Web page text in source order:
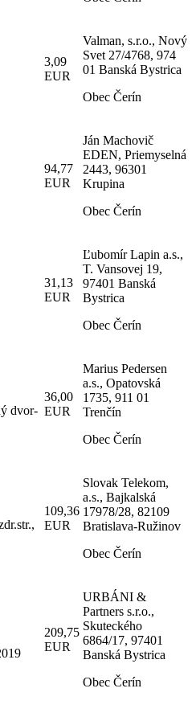
3,09
EUR
Valman, s.r.o., Nový
Svet 27/4768, 974
01 Banská Bystrica
Obec Čerín
94,77
EUR
Ján Machovič
EDEN, Priemyselná
2443, 96301
Krupina
Obec Čerín
31,13
EUR
Ľubomír Lapin a.s.,
T. Vansovej 19,
97401 Banská
Bystrica
Obec Čerín
dvor-
36,00
EUR
Marius Pedersen
a.s., Opatovská
1735, 911 01
Trenčín
Obec Čerín
109,36
EUR
Slovak Telekom,
a.s., Bajkalská
17978/28, 82109
Bratislava-Ružinov
Obec Čerín
209,75
EUR
URBÁNI &
Partners s.r.o.,
Skuteckého
6864/17, 97401
Banská Bystrica
Obec Čerín